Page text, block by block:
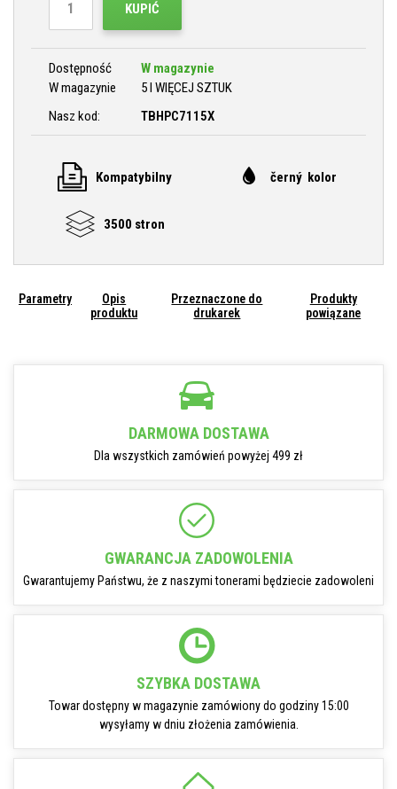
KUPIĆ
Dostępność
W magazynie
W magazynie
5 I WIĘCEJ SZTUK
Nasz kod:
TBHPC7115X
Kompatybilny černý kolor
3500 stron
Parametry
Opis
produktu
Przeznaczone do
drukarek
Produkty
powiązane
DARMOWA DOSTAWA
Dla wszystkich zamówień powyżej 499 zł
GWARANCJA ZADOWOLENIA
Gwarantujemy Państwu, że z naszymi tonerami będziecie zadowoleni
SZYBKA DOSTAWA
Towar dostępny w magazynie zamówiony do godziny 15:00
wysyłamy w dniu złożenia zamówienia.